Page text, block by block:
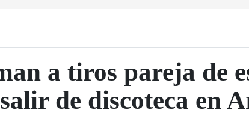
a tiros pareja de
de discoteca en